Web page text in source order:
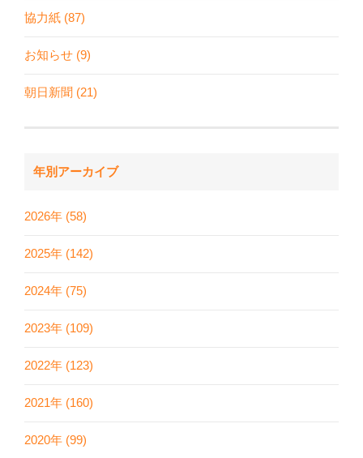
協力紙 (87)
お知らせ (9)
朝日新聞 (21)
年別アーカイブ
2026年 (58)
2025年 (142)
2024年 (75)
2023年 (109)
2022年 (123)
2021年 (160)
2020年 (99)